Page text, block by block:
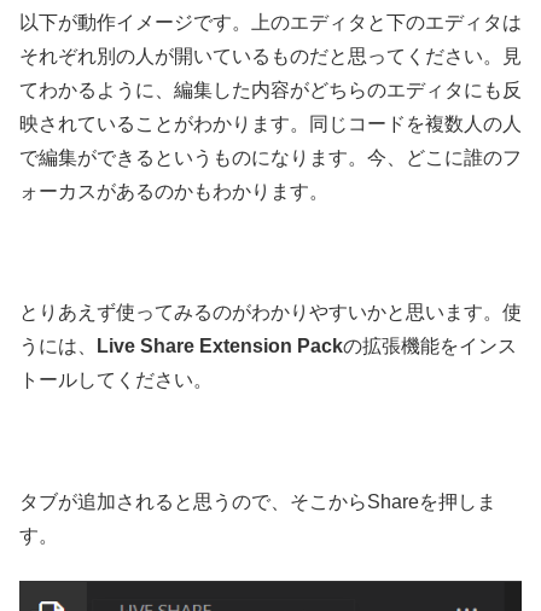
以下が動作イメージです。上のエディタと下のエディタは
それぞれ別の人が開いているものだと思ってください。見
てわかるように、編集した内容がどちらのエディタにも反
映されていることがわかります。同じコードを複数人の人
で編集ができるというものになります。今、どこに誰のフ
ォーカスがあるのかもわかります。
とりあえず使ってみるのがわかりやすいかと思います。使
うには、
Live Share Extension Packの拡張機能をインス
トールしてください。
タブが追加されると思うので、そこからShareを押しま
す。